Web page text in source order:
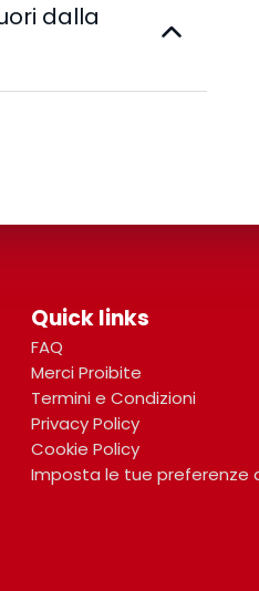
dalla
Quick links
FAQ
Merci Proibite
Termini e Condizioni
Privacy Policy
Cookie Policy
Imposta le tue preferenze